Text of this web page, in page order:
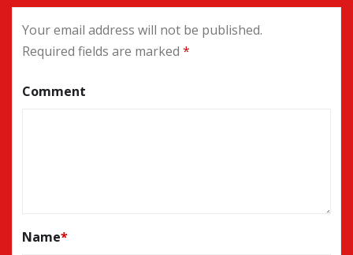
Your email address will not be published.
Required fields are marked *
Comment
Name*